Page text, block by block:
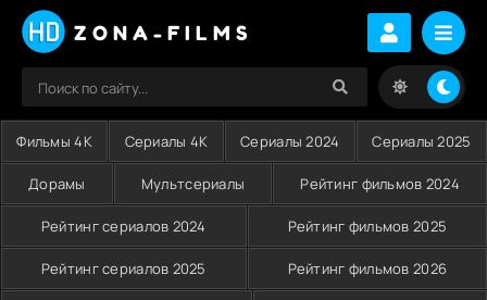
ZONA-FILMS
Фильмы 4K Сериалы 4K Сериалы 2024 Сериалы 2025
Дорамы Мультсериалы Рейтинг фильмов 2024
Рейтинг сериалов 2024 Рейтинг фильмов 2025
Рейтинг сериалов 2025 Рейтинг фильмов 2026